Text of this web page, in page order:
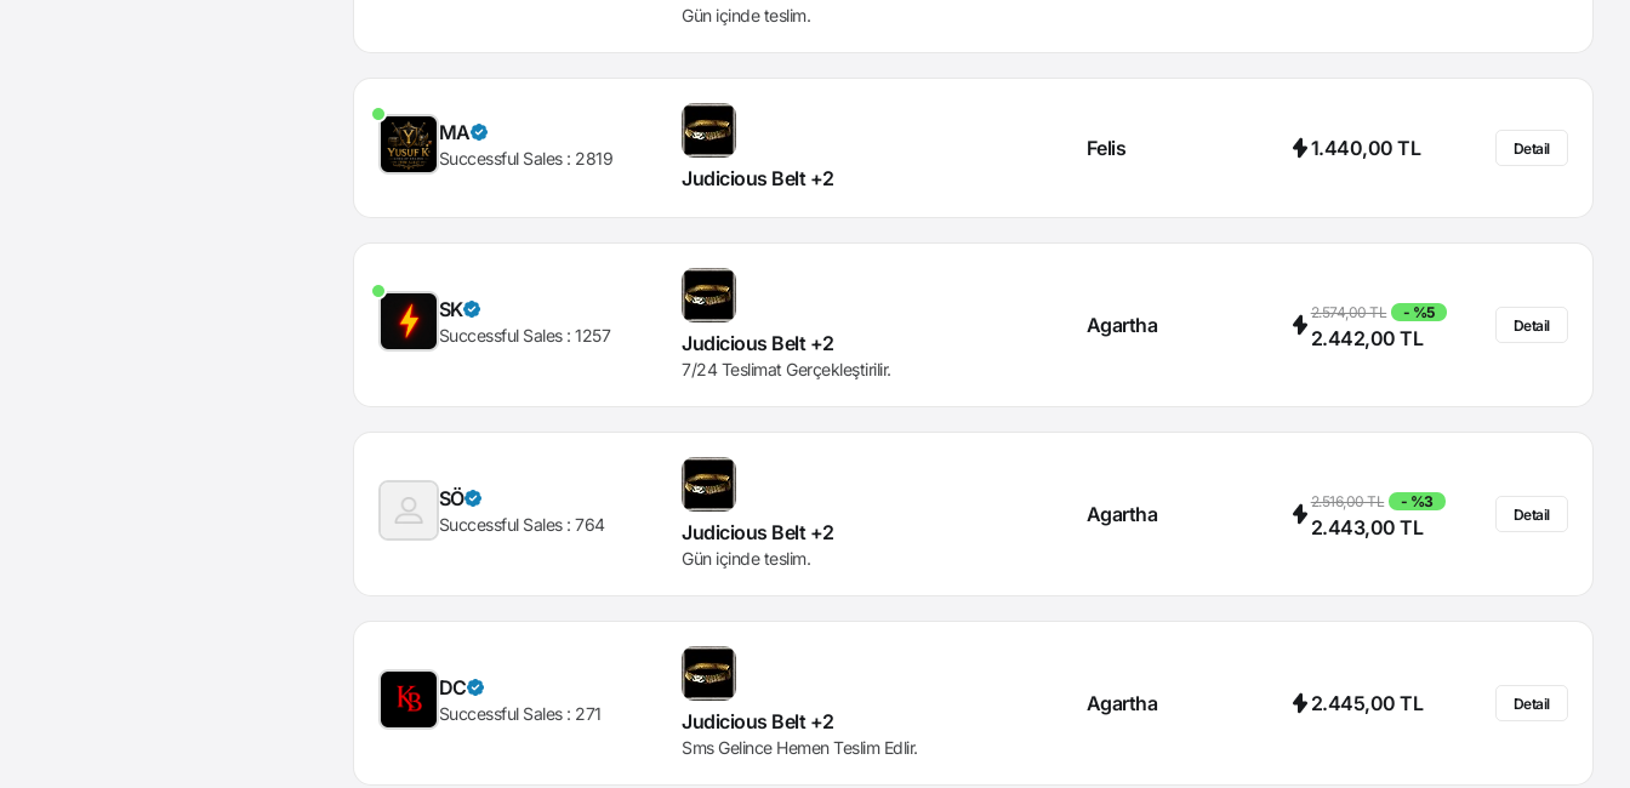
Gün içinde teslim.
MA
Successful Sales : 2819
Judicious Belt +2
Felis 1.440,00 TL Detail
SK
Successful Sales :1257 Judicious Belt +2
7/24 Teslimat Gerçekleştirilir.
Agartha 2.574,00 TL - %5
2.442,00 TL
Detail
SÖ
Successful Sales :764 Judicious Belt +2
Gün içinde teslim.
Agartha 2.516,00 TL - %3
2.443,00 TL
Detail
DC
Successful Sales : 271 Judicious Belt +2
Sms Gelince Hemen Teslim Edlir.
Agartha 2.445,00 TL Detail